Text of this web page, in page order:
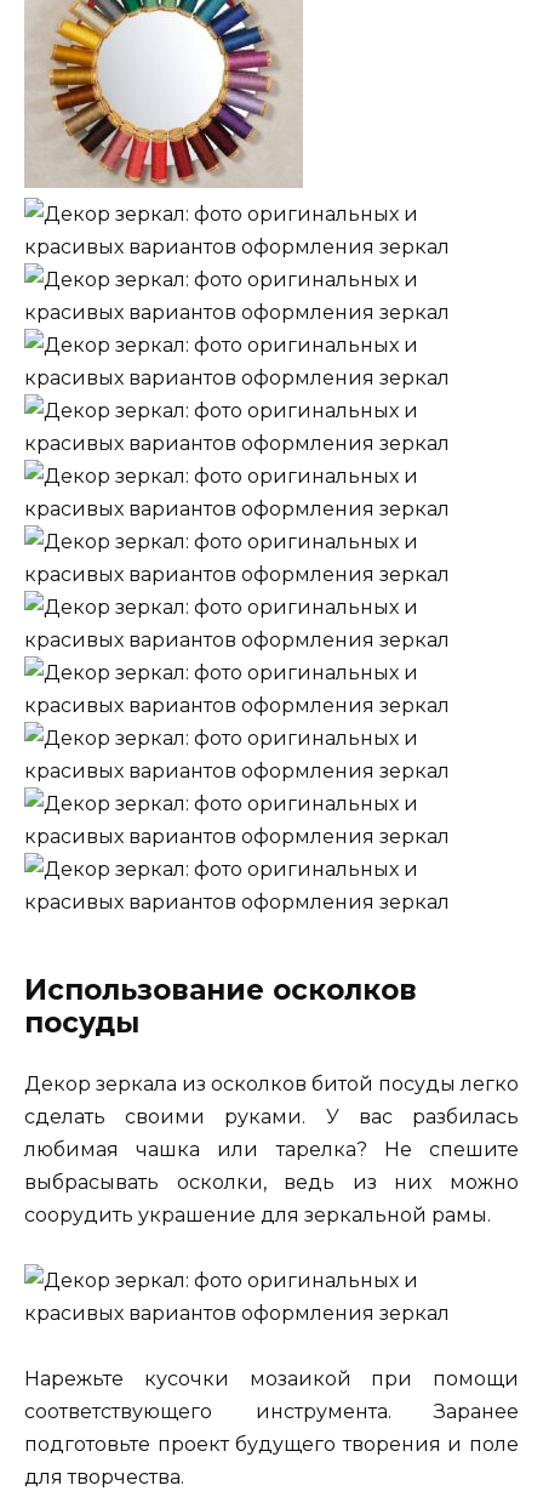
Использование осколков
посуды
Декор зеркала из осколков битой посуды легко
сделать своими руками. У вас разбилась
любимая чашка или тарелка? Не спешите
выбрасывать осколки, ведь из них можно
соорудить украшение для зеркальной рамы.
Нарежьте кусочки мозаикой при помощи
соответствующего инструмента. Заранее
подготовьте проект будущего творения и поле
для творчества.